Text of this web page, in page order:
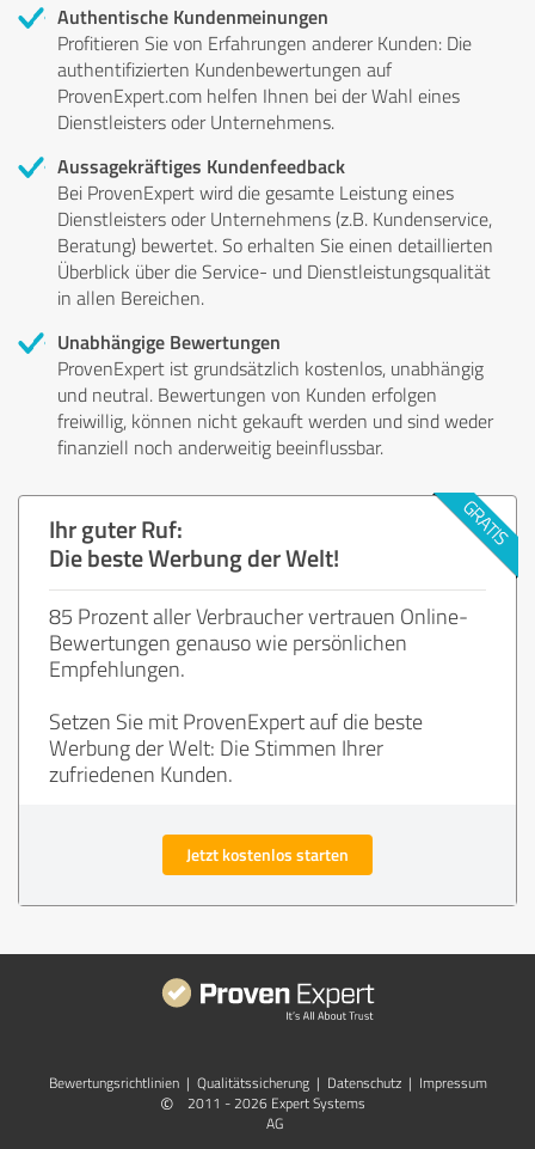
Authentische Kundenmeinungen
Profitieren Sie von Erfahrungen anderer Kunden: Die
authentifizierten Kundenbewertungen auf
ProvenExpert.com helfen Ihnen bei der Wahl eines
Dienstleisters oder Unternehmens.
Aussagekräftiges Kundenfeedback
Bei ProvenExpert wird die gesamte Leistung eines
Dienstleisters oder Unternehmens (z.B. Kundenservice,
Beratung) bewertet. So erhalten Sie einen detaillierten
Überblick über die Service- und Dienstleistungsqualität
in allen Bereichen.
Unabhängige Bewertungen
ProvenExpert ist grundsätzlich kostenlos, unabhängig
und neutral. Bewertungen von Kunden erfolgen
freiwillig, können nicht gekauft werden und sind weder
finanziell noch anderweitig beeinflussbar.
Ihr guter Ruf:
Die beste Werbung der Welt!
85 Prozent aller Verbraucher vertrauen Online-
Bewertungen genauso wie persönlichen
Empfehlungen.
Setzen Sie mit ProvenExpert auf die beste
Werbung der Welt: Die Stimmen Ihrer
zufriedenen Kunden.
Jetzt kostenlos starten
Bewertungs­richtlinien | Qualitätssicherung | Datenschutz | Impressum
©
2011 - 2026 Expert Systems
AG